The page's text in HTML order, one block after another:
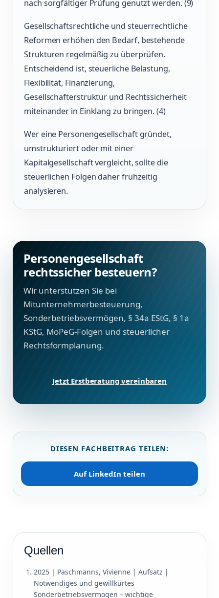
nach sorgfältiger Prüfung genutzt werden. (9)
Gesellschaftsrechtliche und steuerrechtliche
Reformen erhöhen den Bedarf, bestehende
Strukturen regelmäßig zu überprüfen.
Entscheidend ist, steuerliche Belastung,
Flexibilität, Finanzierung,
Gesellschafterstruktur und Rechtssicherheit
miteinander in Einklang zu bringen. (4)
Wer eine Personengesellschaft gründet,
umstrukturiert oder mit einer
Kapitalgesellschaft vergleicht, sollte die
steuerlichen Folgen daher frühzeitig
analysieren.
Personengesellschaft
rechtssicher besteuern?
Wir unterstützen Sie bei
Mitunternehmerbesteuerung,
Sonderbetriebsvermögen, § 34a EStG, § 1a
KStG, MoPeG-Folgen und steuerlicher
Rechtsformplanung.
Jetzt Erstberatung vereinbaren
DIESEN FACHBEITRAG TEILEN:
Auf LinkedIn teilen
Quellen
2025 | Paschmanns, Vivienne | Aufsatz |
Notwendiges und gewillkürtes
Sonderbetriebsvermögen – wichtige